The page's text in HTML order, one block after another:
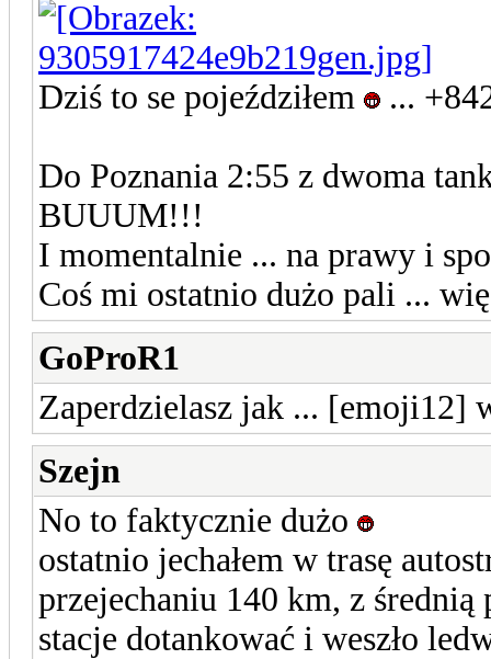
Dziś to se pojeździłem ...
Do Poznania 2:55 z dwoma
BUUUM!!!
I momentalnie ... na prawy i
Coś mi ostatnio dużo pali ...
GoProR1
Zaperdzielasz jak ... [emoji12]
Szejn
No to faktycznie dużo
ostatnio jechałem w trasę
przejechaniu 140 km, z średnią
stacje dotankować i weszło